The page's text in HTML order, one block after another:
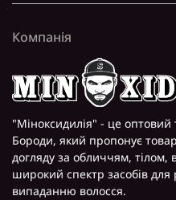
Компанія
"Міноксидилія" - це оптовий
Бороди, який пропонує
догляду за обличчям, тілом,
широкий спектр засобів для
випаданню волосся.